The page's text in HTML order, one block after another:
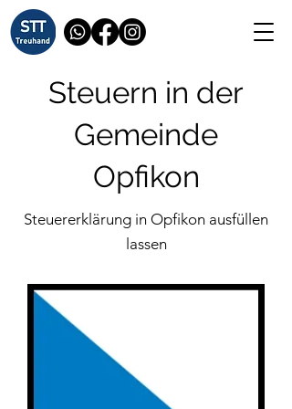
Steuern in der
Gemeinde
Opfikon
Steuererklärung in Opfikon ausfüllen
lassen